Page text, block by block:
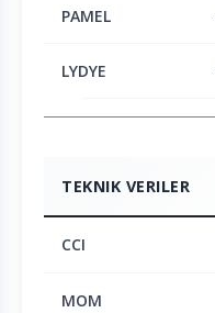
PAMEL
LYDYE
TEKNIK VERILER
CCI
MOM